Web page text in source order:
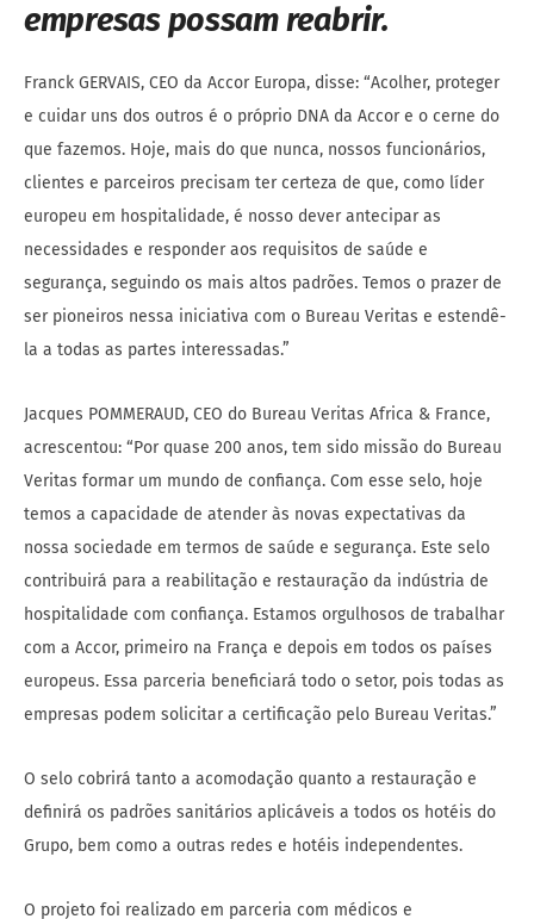
empresas possam reabrir.
Franck GERVAIS, CEO da Accor Europa, disse: “Acolher, proteger
e cuidar uns dos outros é o próprio DNA da Accor e o cerne do
que fazemos. Hoje, mais do que nunca, nossos funcionários,
clientes e parceiros precisam ter certeza de que, como líder
europeu em hospitalidade, é nosso dever antecipar as
necessidades e responder aos requisitos de saúde e
segurança, seguindo os mais altos padrões. Temos o prazer de
ser pioneiros nessa iniciativa com o Bureau Veritas e estendê-
la a todas as partes interessadas.”
Jacques POMMERAUD, CEO do Bureau Veritas Africa & France,
acrescentou: “Por quase 200 anos, tem sido missão do Bureau
Veritas formar um mundo de confiança. Com esse selo, hoje
temos a capacidade de atender às novas expectativas da
nossa sociedade em termos de saúde e segurança. Este selo
contribuirá para a reabilitação e restauração da indústria de
hospitalidade com confiança. Estamos orgulhosos de trabalhar
com a Accor, primeiro na França e depois em todos os países
europeus. Essa parceria beneficiará todo o setor, pois todas as
empresas podem solicitar a certificação pelo Bureau Veritas.”
O selo cobrirá tanto a acomodação quanto a restauração e
definirá os padrões sanitários aplicáveis a todos os hotéis do
Grupo, bem como a outras redes e hotéis independentes.
O projeto foi realizado em parceria com médicos e